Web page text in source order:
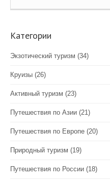
Категории
Экзотический туризм (34)
Круизы (26)
Активный туризм (23)
Путешествия по Азии (21)
Путешествия по Европе (20)
Природный туризм (19)
Путешествия по России (18)